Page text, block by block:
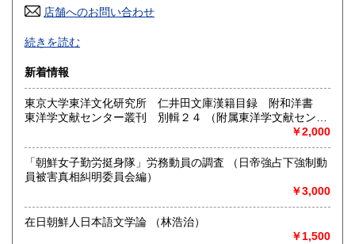
高知県 600円
佐賀県
熊本県 600円 大分県 600円
宮崎県 600円 鹿児島県 600円
沖縄県 1,500円
店舗へのお問い合わせ
朝鮮・中国の戦前資料を中心に学術書から一般書まで多数
漢方・鍼灸書,易学、囲碁・将棋本、美術書も多数陳列
沿線名：JR/近鉄/地下鉄
最寄駅：鶴橋駅(南へ3分) JRガード下
営業時間：PM1〜PM7 【年末年始休業期間】 2025年12
月30日(火)～ 2026年1月4日(日) 【営業再開日】 2026年1月5
日(月)より、通常営業いたします。 休業期間中も、「日本の
古本屋」他メールでのご注文は受け付けております。
定休日：定休日 毎週水曜日休みます。
買取大歓迎
続きを読む
新着情報
東京大学東洋文化研究所 仁井田文庫漢籍目録 附和洋書
東洋学文献センター叢刊 別輯２４ （附属東洋学文献センタ
￥2,000
「朝鮮女子勤労挺身隊」労務動員の調査 （日帝強占下強制動
員被害真相糾明委員会編）
￥3,000
在日朝鮮人日本語文学論 （林浩治）
￥1,500